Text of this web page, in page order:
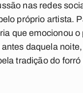
nas redes
próprio artista.
que emocionou o
daquela
tradição do